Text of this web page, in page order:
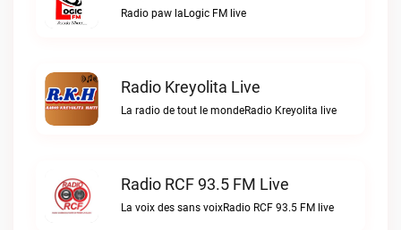
Radio paw laLogic FM live
Radio Kreyolita Live
La radio de tout le mondeRadio Kreyolita live
Radio RCF 93.5 FM Live
La voix des sans voixRadio RCF 93.5 FM live